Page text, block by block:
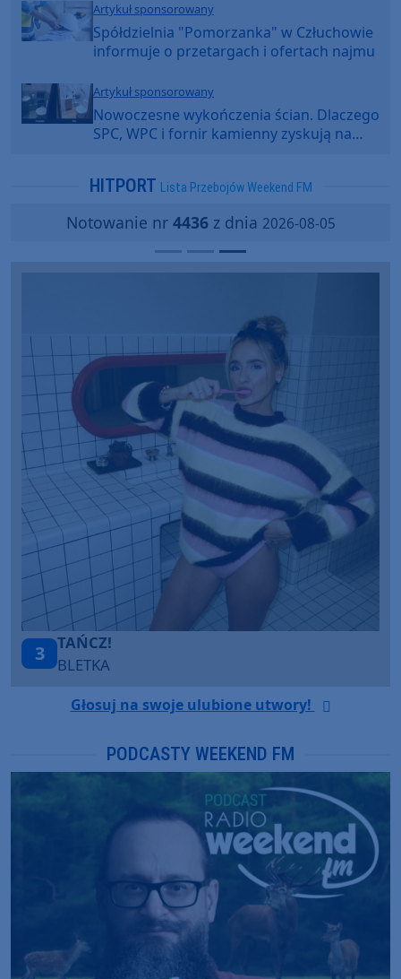
Artykuł sponsorowany
Spółdzielnia "Pomorzanka" w Człuchowie
informuje o przetargach i ofertach najmu
Artykuł sponsorowany
Nowoczesne wykończenia ścian. Dlaczego
SPC, WPC i fornir kamienny zyskują na
HITPORT Lista Przebojów Weekend FM
Notowanie nr 4436z dnia 2026-08-05
1
ZOSTAĆ TU
VIXEN.
Głosuj na swoje ulubione utwory!
PODCASTY WEEKEND FM